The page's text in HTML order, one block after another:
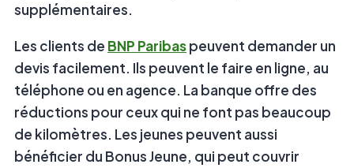
supplémentaires.
Les clients de BNP Paribaspeuvent demander un
devis facilement. Ils peuvent le faire en ligne, au
téléphone ou en agence. La banque offre des
réductions pour ceux qui ne font pas beaucoup
de kilomètres. Les jeunes peuvent aussi
bénéficier du Bonus Jeune, qui peut couvrir